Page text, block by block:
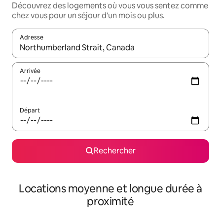
Découvrez des logements où vous vous sentez comme
chez vous pour un séjour d'un mois ou plus.
Adresse
Lorsque les résultats s'affichent, utilisez les flèches vers le
Arrivée
Départ
Rechercher
Locations moyenne et longue durée à
proximité